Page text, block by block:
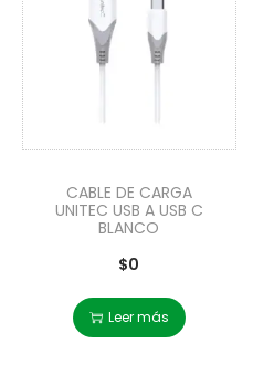
CABLE DE CARGA
UNITEC USB A USB C
BLANCO
$0
Leer más